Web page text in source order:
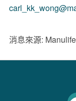
消息來源: